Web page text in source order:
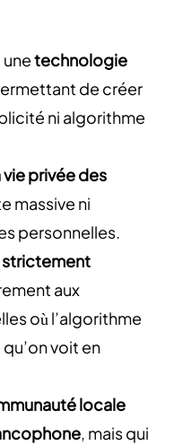
unetechnologie
de créer
ni algorithme
privée des
massive ni
personnelles.
strictement
aux
où l’algorithme
voit en
locale
, mais qui